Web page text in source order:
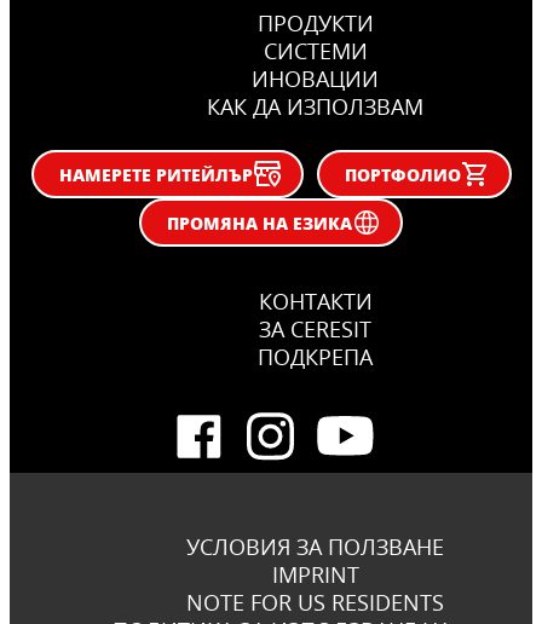
ПРОДУКТИ
СИСТЕМИ
ИНОВАЦИИ
КАК ДА ИЗПОЛЗВАМ
НАМЕРЕТЕ РИТЕЙЛЪР
ПОРТФОЛИО
ПРОМЯНА НА ЕЗИКА
КОНТАКТИ
ЗА CERESIT
ПОДКРЕПА
УСЛОВИЯ ЗА ПОЛЗВАНЕ
IMPRINT
NOTE FOR US RESIDENTS